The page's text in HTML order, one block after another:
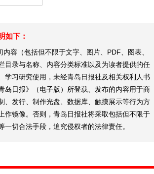
如下：
内容（包括但不限于文字、图片、PDF、图表、
目录与名称、内容分类标准以及为读者提供的任
学习研究使用，未经青岛日报社及相关权利人书
岛日报》（电子版）所登载、发布的内容用于商
、发行、制作光盘、数据库、触摸展示等行为方
作镜像。否则，青岛日报社将采取包括但不限于
切合法手段，追究侵权者的法律责任。